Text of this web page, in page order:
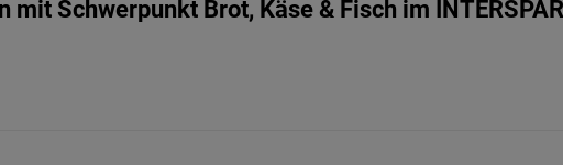
mit Schwerpunkt Brot, Käse & Fisch im